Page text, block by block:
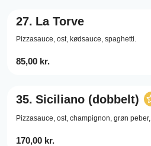
27. La Torve
Pizzasauce, ost, kødsauce, spaghetti.
85,00 kr.
35. Siciliano (dobbelt)
Pizzasauce, ost, champignon, grøn peber,
170,00 kr.